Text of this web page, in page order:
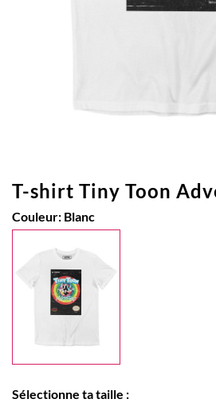
T-shirt Tiny Toon
Couleur: Blanc
Sélectionne ta taille :